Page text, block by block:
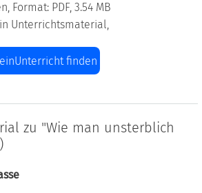
Format: PDF, 3.54 MB
Unterrichtsmaterial,
finden
zu "Wie man unsterblich